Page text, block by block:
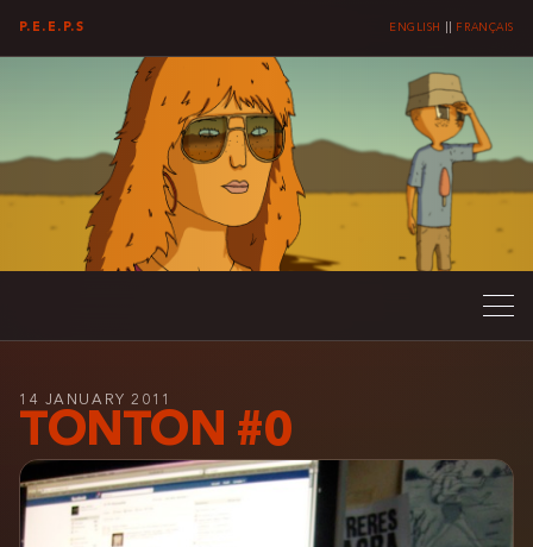
P.E.E.P.S ENGLISH FRANÇAIS
14 JANUARY 2011
TONTON #0